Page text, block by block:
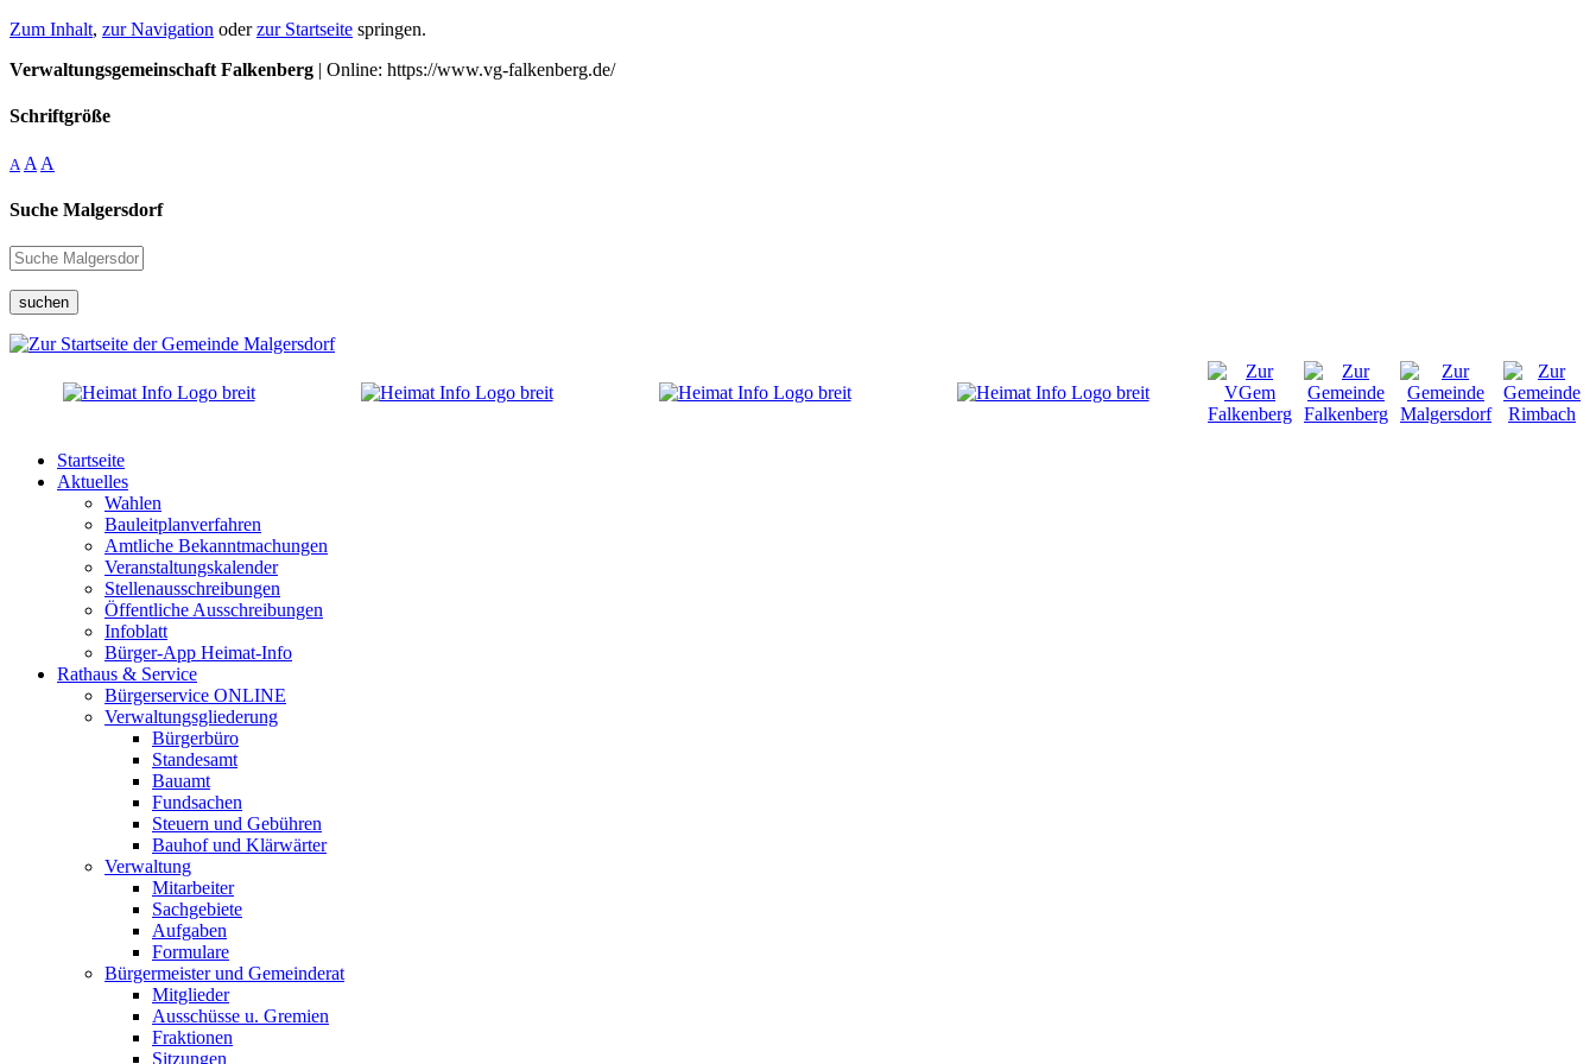
Zum Inhalt, zur Navigation oderzur Startseite springen.
Verwaltungsgemeinschaft Falkenberg | Online: https://www.vg-falkenberg.de/
Schriftgröße
A A A
Suche Malgersdorf
suchen
Startseite
Aktuelles
Wahlen
Bauleitplanverfahren
Amtliche Bekanntmachungen
Veranstaltungskalender
Stellenausschreibungen
Öffentliche Ausschreibungen
Infoblatt
Bürger-App Heimat-Info
Rathaus & Service
Bürgerservice ONLINE
Verwaltungsgliederung
Bürgerbüro
Standesamt
Bauamt
Fundsachen
Steuern und Gebühren
Bauhof und Klärwärter
Verwaltung
Mitarbeiter
Sachgebiete
Aufgaben
Formulare
Bürgermeister und Gemeinderat
Mitglieder
Ausschüsse u. Gremien
Fraktionen
Sitzungen